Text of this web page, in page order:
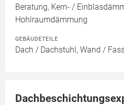
Beratung, Kern- /
Hohlraumdämmung
GEBÄUDETEILE
Dach / Dachstuhl, Wand /